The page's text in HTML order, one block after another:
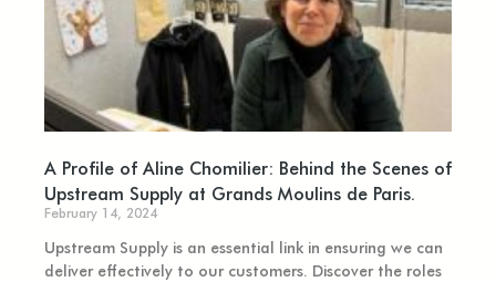
A Profile of Aline Chomilier: Behind the Scenes of
Upstream Supply at Grands Moulins de Paris.
February 14, 2024
Upstream Supply is an essential link in ensuring we can
deliver effectively to our customers. Discover the roles